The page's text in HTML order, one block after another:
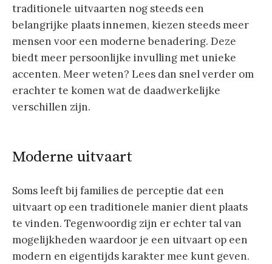
traditionele uitvaarten nog steeds een
belangrijke plaats innemen, kiezen steeds meer
mensen voor een moderne benadering. Deze
biedt meer persoonlijke invulling met unieke
accenten. Meer weten? Lees dan snel verder om
erachter te komen wat de daadwerkelijke
verschillen zijn.
Moderne uitvaart
Soms leeft bij families de perceptie dat een
uitvaart op een traditionele manier dient plaats
te vinden. Tegenwoordig zijn er echter tal van
mogelijkheden waardoor je een uitvaart op een
modern en eigentijds karakter mee kunt geven.